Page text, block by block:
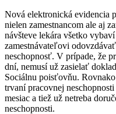
Nová elektronická evidencia
nielen zamestnancom ale aj
návšteve lekára všetko
zamestnávateľovi
neschopnosť. V prípade, že
dní, nemusí už zasielať
Sociálnu poisťovňu.
trvaní pracovnej
mesiac a tiež už netreba
neschopnosti.